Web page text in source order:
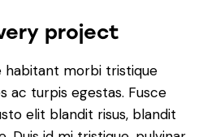
project
habitant morbi tristique
ac turpis egestas. Fusce
elit blandit risus, blandit